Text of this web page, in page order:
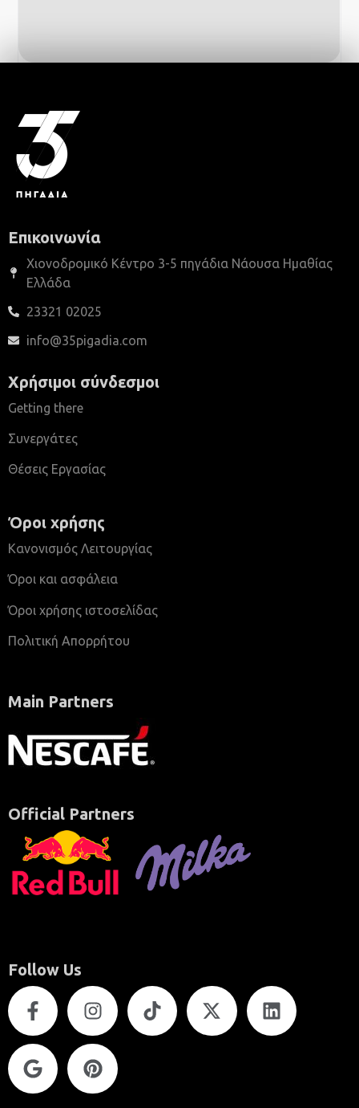
Επικοινωνία
Χιονοδρομικό Κέντρο 3-5 πηγάδια Νάουσα Ημαθίας
Ελλάδα
23321 02025
info@35pigadia.com
Χρήσιμοι σύνδεσμοι
Getting there
Συνεργάτες
Θέσεις Εργασίας
Όροι χρήσης
Κανονισμός Λειτουργίας
Όροι και ασφάλεια
Όροι χρήσης ιστοσελίδας
Πολιτική Απορρήτου
Main Partners
Official Partners
Follow Us